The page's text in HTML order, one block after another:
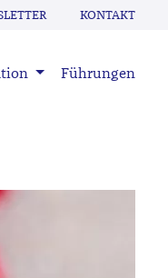
KONTAKT
Führungen